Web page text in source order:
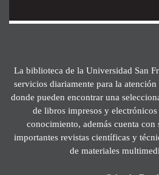
La biblioteca de la Universidad San
servicios diariamente para la
donde pueden encontrar una
de libros impresos y electrónicos
conocimiento, además cuenta con
importantes revistas científicas y
de materiales